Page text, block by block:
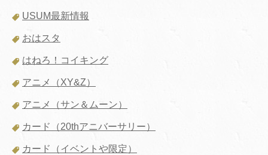
USUM最新情報
おはスタ
はねろ！コイキング
アニメ（XY&Z）
アニメ（サン＆ムーン）
カード（20thアニバーサリー）
カード（イベントや限定）